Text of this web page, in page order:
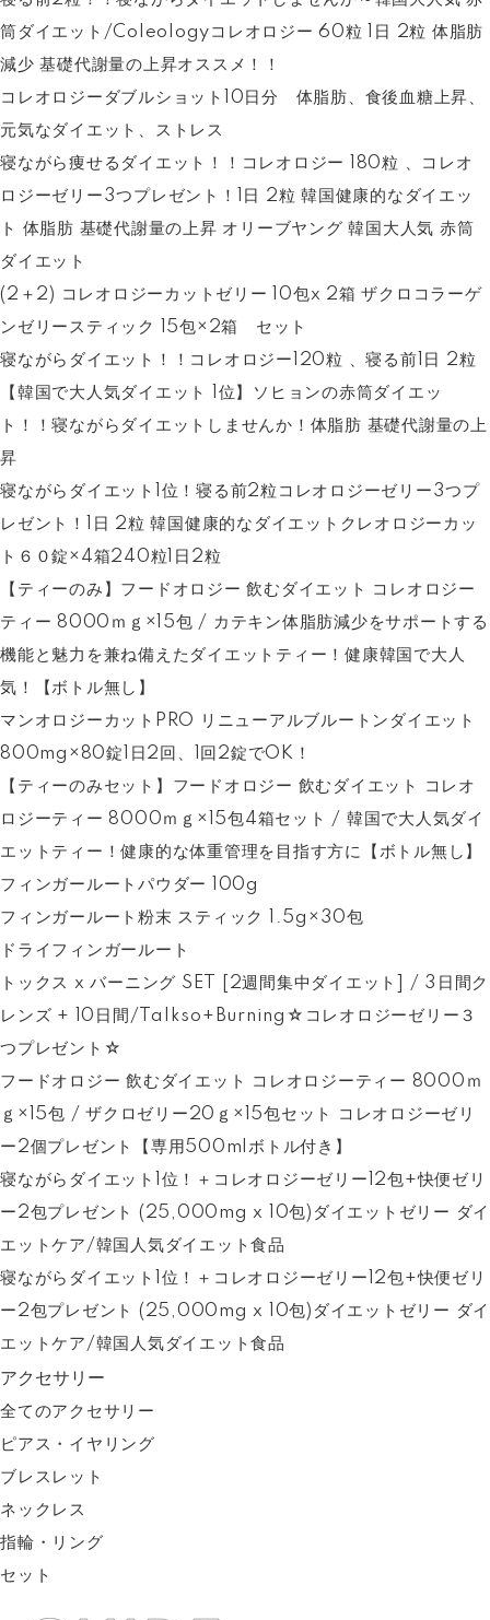
筒ダイエット/Coleologyコレオロジー 60粒 1日 2粒 体脂肪
減少 基礎代謝量の上昇オススメ！！
コレオロジーダブルショット10日分 体脂肪、食後血糖上昇、
元気なダイエット、ストレス
寝ながら痩せるダイエット！！コレオロジー 180粒 、コレオ
ロジーゼリー3つプレゼント！1日 2粒 韓国健康的なダイエッ
ト 体脂肪 基礎代謝量の上昇 オリーブヤング 韓国大人気 赤筒
ダイエット
(2＋2) コレオロジーカットゼリー 10包x 2箱 ザクロコラーゲ
ンゼリースティック 15包×2箱 セット
寝ながらダイエット！！コレオロジー120粒 、寝る前1日 2粒
【韓国で大人気ダイエット 1位】ソヒョンの赤筒ダイエッ
ト！！寝ながらダイエットしませんか！体脂肪 基礎代謝量の上
昇
寝ながらダイエット1位！寝る前2粒コレオロジーゼリー3つプ
レゼント！1日 2粒 韓国健康的なダイエットクレオロジーカッ
ト６０錠×4箱240粒1日2粒
【ティーのみ】フードオロジー 飲むダイエット コレオロジー
ティー 8000ｍｇ×15包 / カテキン体脂肪減少をサポートする
機能と魅力を兼ね備えたダイエットティー！健康韓国で大人
気！【ボトル無し】
マンオロジーカットPRO リニューアルブルートンダイエット
800mg×80錠1日2回、1回2錠でOK！
【ティーのみセット】フードオロジー 飲むダイエット コレオ
ロジーティー 8000ｍｇ×15包4箱セット / 韓国で大人気ダイ
エットティー！健康的な体重管理を目指す方に【ボトル無し】
フィンガールートパウダー 100g
フィンガールート粉末 スティック 1.5g×30包
ドライフィンガールート
トックス x バーニング SET [2週間集中ダイエット] / 3日間ク
レンズ + 10日間/Talkso+Burning☆コレオロジーゼリー３
つプレゼント☆
フードオロジー 飲むダイエット コレオロジーティー 8000ｍ
ｇ×15包 / ザクロゼリー20ｇ×15包セット コレオロジーゼリ
ー2個プレゼント【専用500mlボトル付き】
寝ながらダイエット1位！＋コレオロジーゼリー12包+快便ゼリ
ー2包プレゼント (25,000mg x 10包)ダイエットゼリー ダイ
エットケア/韓国人気ダイエット食品
寝ながらダイエット1位！＋コレオロジーゼリー12包+快便ゼリ
ー2包プレゼント (25,000mg x 10包)ダイエットゼリー ダイ
エットケア/韓国人気ダイエット食品
アクセサリー
全てのアクセサリー
ピアス・イヤリング
ブレスレット
ネックレス
指輪・リング
セット